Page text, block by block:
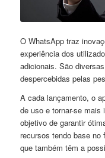
O WhatsApp traz
experiência dos
adicionais. São
despercebidas pelas
A cada lançamento, o
de uso e tornar-se mais
objetivo de garantir
recursos tendo base
que também têm a